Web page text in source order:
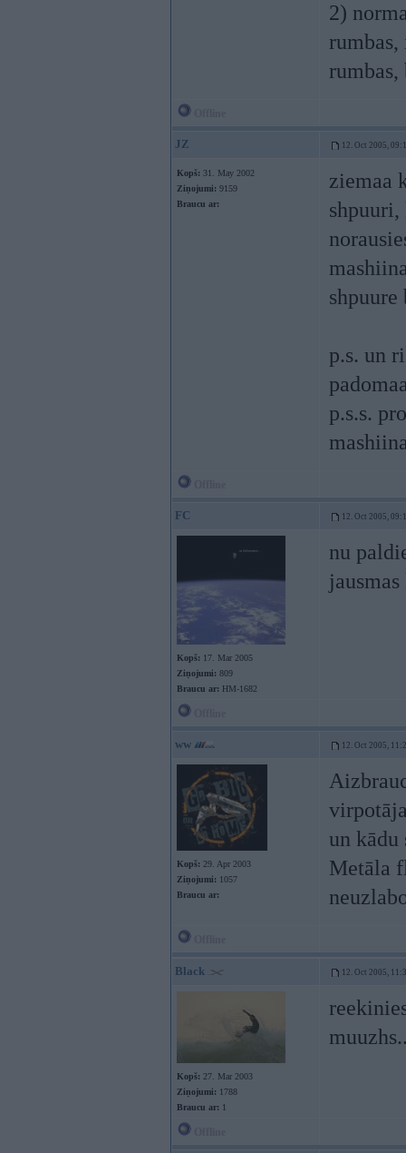
2)
JZ 12. Oct 2005,
Kopš: 31. May 2002
Ziņojumi: 9159
Braucu ar:
ziemaa
shpuure
p.s. un
p.s.s.
FC 12. Oct 2005,
Kopš: 17. Mar 2005
Ziņojumi: 809
Braucu ar: HM-1682
nu
ww 12. Oct 2005,
Kopš: 29. Apr 2003
Ziņojumi: 1057
Braucu ar:
un kādu
Metāla
Black 12. Oct 2005,
Kopš: 27. Mar 2003
Ziņojumi: 1788
Braucu ar: 1